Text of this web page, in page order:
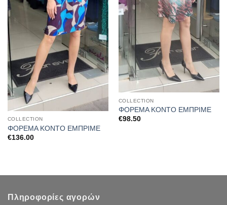
COLLECTION
ΦΟΡΕΜΑ ΚΟΝΤΟ ΕΜΠΡΙΜΕ
€136.00
COLLECTION
ΦΟΡΕΜΑ ΚΟΝΤΟ ΕΜΠΡΙΜΕ
€98.50
Πληροφορίες αγορών